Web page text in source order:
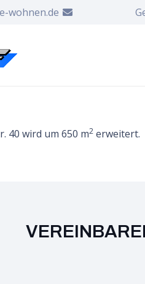
wohnen.de
40 wird um 650 m2 erweitert.